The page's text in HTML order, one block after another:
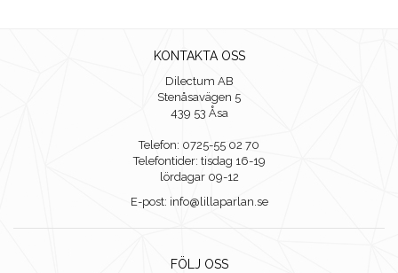
KONTAKTA OSS
Dilectum AB
Stenåsavägen 5
439 53 Åsa
Telefon: 0725-55 02 70
Telefontider: tisdag 16-19
lördagar 09-12
E-post: info@lillaparlan.se
FÖLJ OSS